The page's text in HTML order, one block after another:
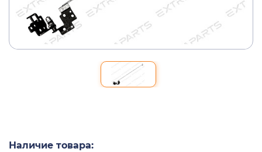
Наличие товара: